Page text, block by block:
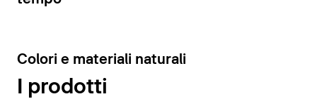
6
Colori e materiali naturali
I prodotti